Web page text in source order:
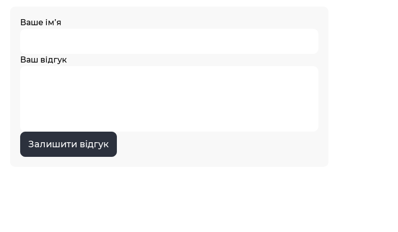
Ваше ім’я
Ваш відгук
Залишити відгук